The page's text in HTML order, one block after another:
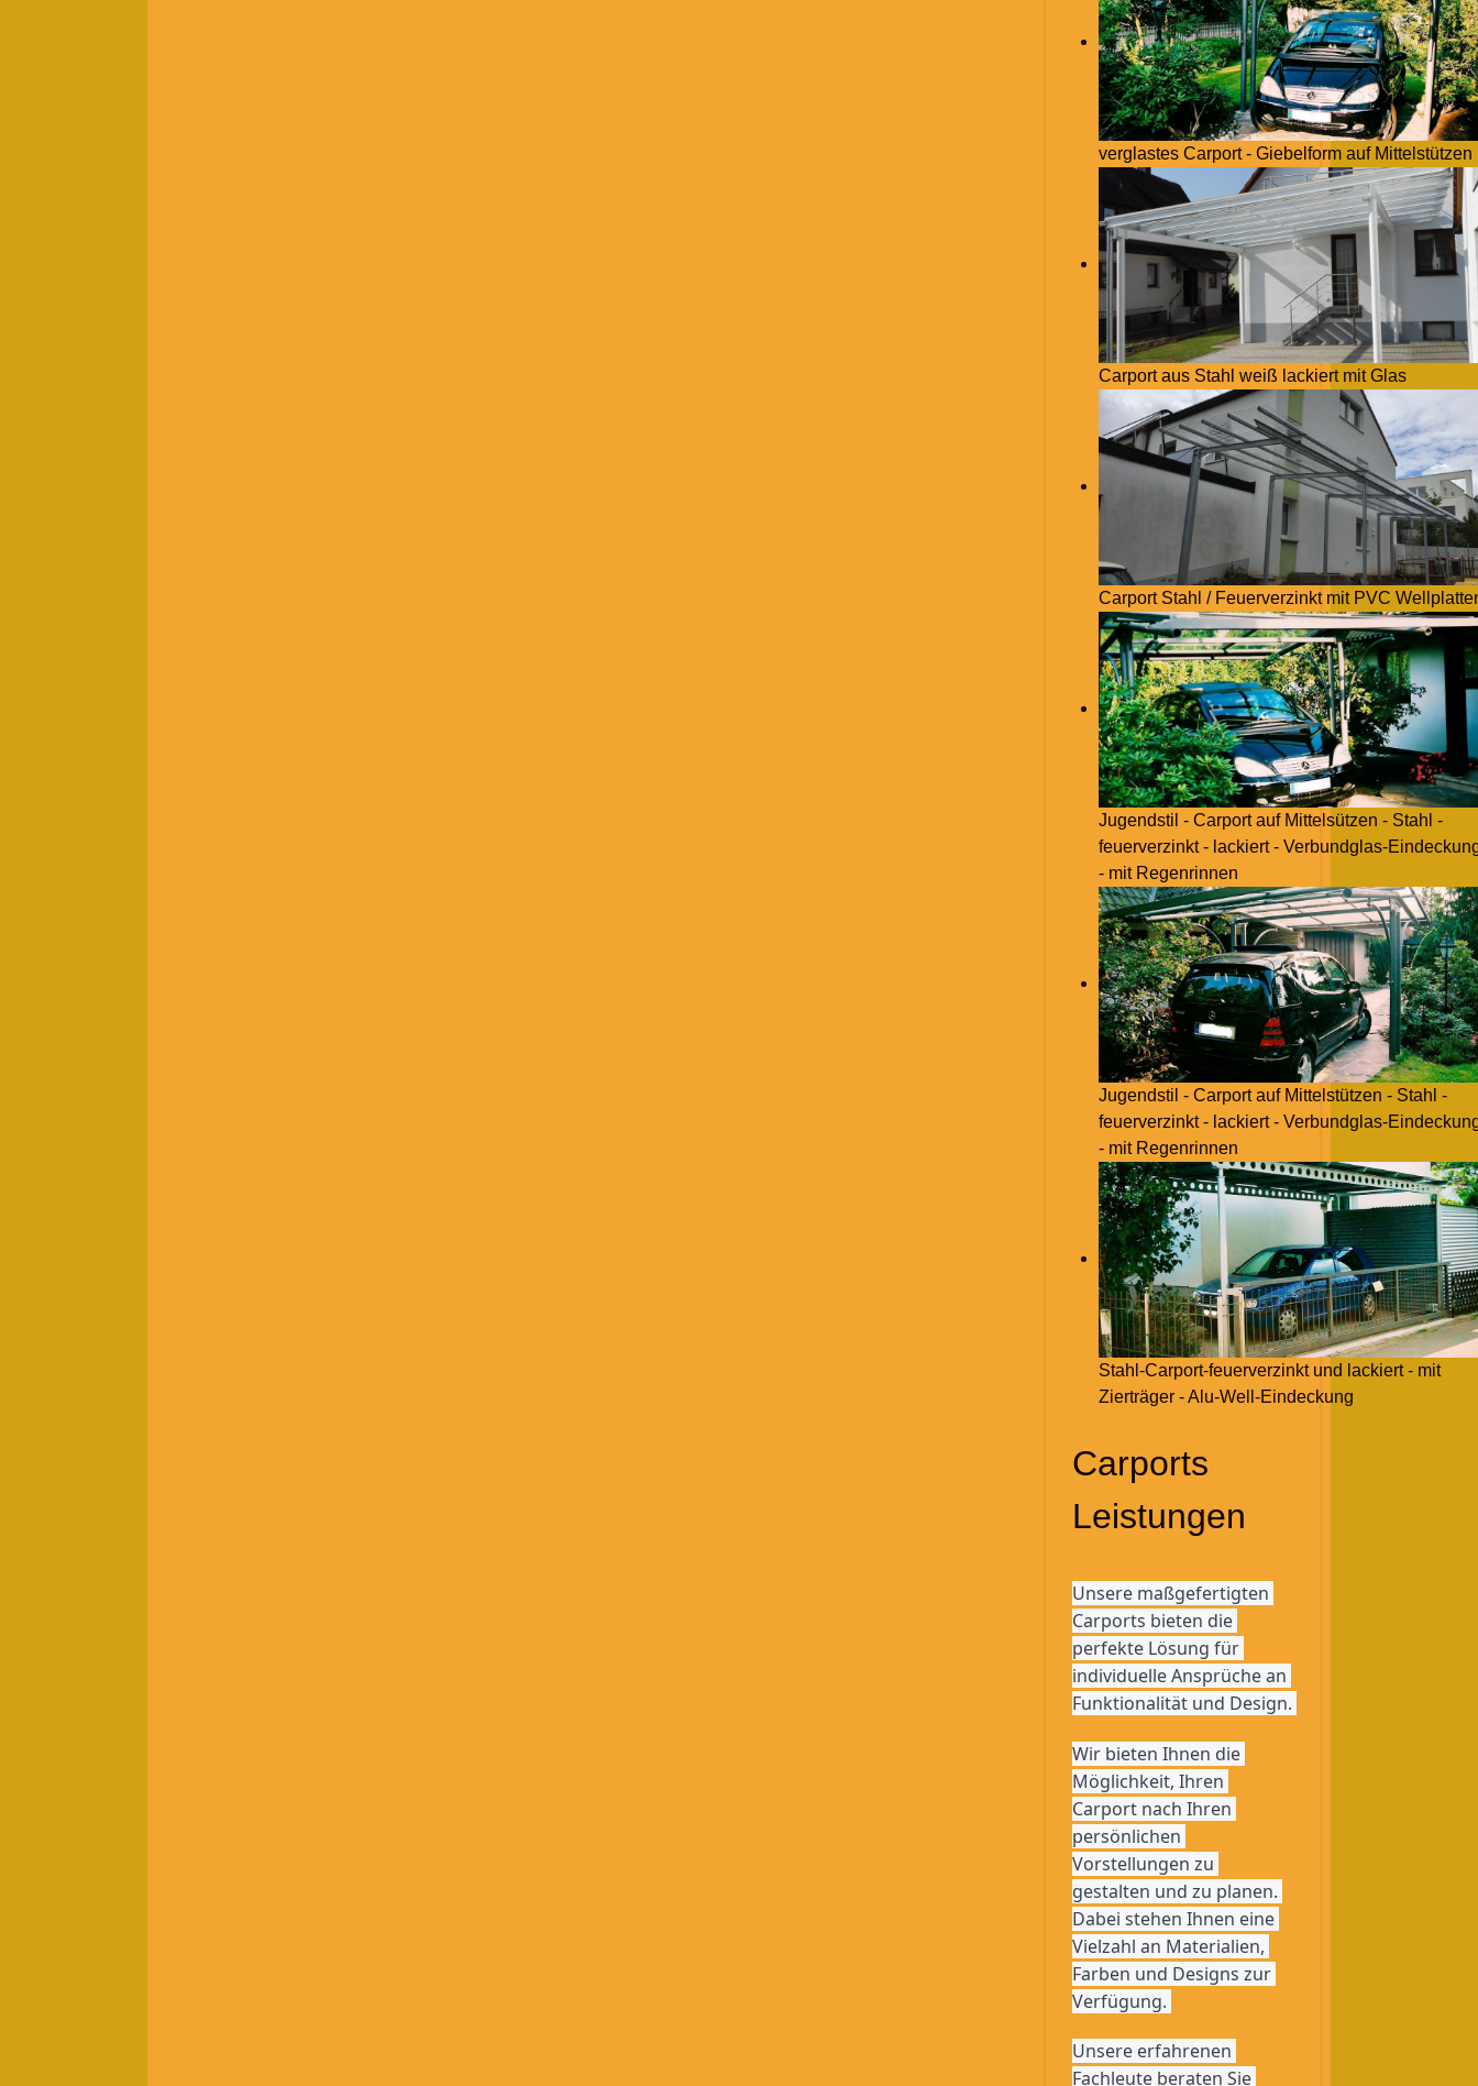
verglastes Carport - Giebelform auf Mittelstützen
Carport aus Stahl weiß lackiert mit Glas
Carport Stahl / Feuerverzinkt mit PVC
Jugendstil - Carport auf Mittelsützen - Stahl -
feuerverzinkt - lackiert - Verbundglas-
- mit Regenrinnen
Jugendstil - Carport auf Mittelstützen - Stahl -
feuerverzinkt - lackiert - Verbundglas-
- mit Regenrinnen
Stahl-Carport-feuerverzinkt und lackiert - mit
Zierträger - Alu-Well-Eindeckung
Carports
Leistungen
Unsere maßgefertigten
Carports bieten die
perfekte Lösung für
individuelle Ansprüche an
Wir bieten Ihnen die
Möglichkeit, Ihren
Carport nach Ihren
persönlichen
Vorstellungen zu
gestalten und zu planen.
Dabei stehen Ihnen eine
Vielzahl an Materialien,
Farben und Designs zur
Verfügung.
Unsere erfahrenen
Fachleute beraten Sie